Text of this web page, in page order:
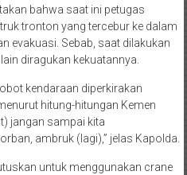
bahwa saat ini petugas
tronton yang tercebur ke dalam
evakuasi. Sebab, saat dilakukan
diragukan kekuatannya.
kendaraan diperkirakan
hitung-hitungan Kemen
jangan sampai kita
ambruk (lagi),” jelas Kapolda.
untuk menggunakan crane